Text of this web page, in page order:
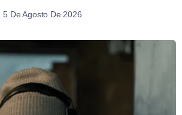
5 De Agosto De 2026